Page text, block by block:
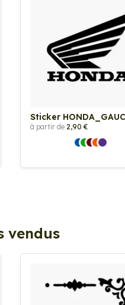
Sticker
à partir de 2,90 €
vendus